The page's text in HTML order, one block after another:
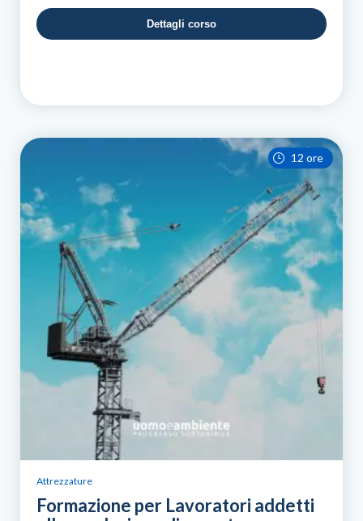
prezzo:
da
Dettagli corso
Attrezzature
Formazione per Lavoratori addetti
12 ore